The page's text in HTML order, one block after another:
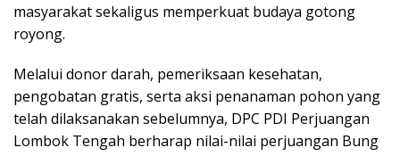
masyarakat sekaligus memperkuat budaya gotong
royong.
Melalui donor darah, pemeriksaan kesehatan,
pengobatan gratis, serta aksi penanaman pohon yang
telah dilaksanakan sebelumnya, DPC PDI Perjuangan
Lombok Tengah berharap nilai-nilai perjuangan Bung